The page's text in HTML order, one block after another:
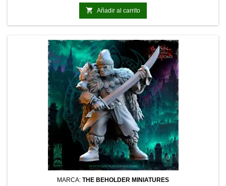
 Añadir al carrito
MARCA: THE BEHOLDER MINIATURES